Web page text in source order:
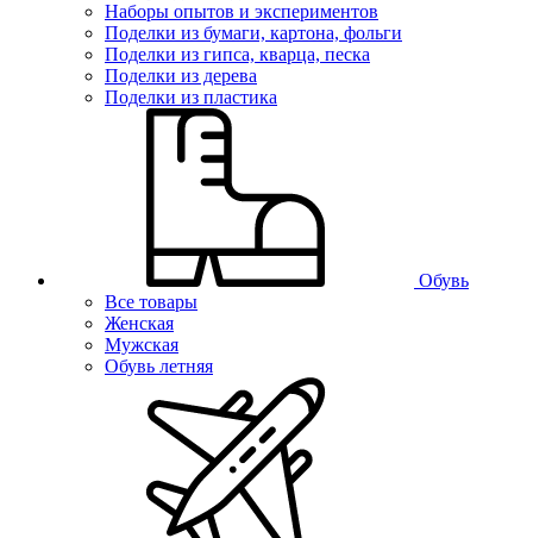
Наборы опытов и экспериментов
Поделки из бумаги, картона, фольги
Поделки из гипса, кварца, песка
Поделки из дерева
Поделки из пластика
Обувь
Все товары
Женская
Мужская
Обувь летняя